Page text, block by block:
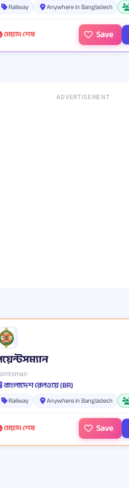
Railway Anywhere in Bangladesh
মেয়াদ শেষ Save
ADVERTISEMENT
বাংলাদেশ রেলওয়ে (BR)
Railway Anywhere in Bangladesh
মেয়াদ শেষ Save